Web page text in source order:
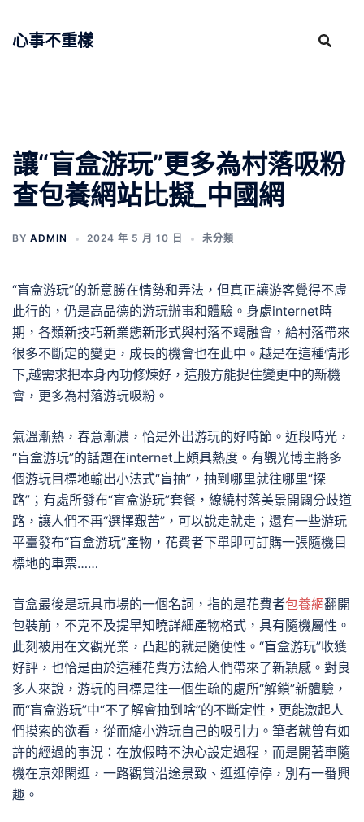
心事不重樣
讓“盲盒游玩”更多為村落吸粉
查包養網站比擬_中國網
BY ADMIN 2024 年 5 月 10 日 未分類
“盲盒游玩”的新意勝在情勢和弄法，但真正讓游客覺得不虛
此行的，仍是高品德的游玩辦事和體驗。身處internet時
期，各類新技巧新業態新形式與村落不竭融會，給村落帶來
很多不斷定的變更，成長的機會也在此中。越是在這種情形
下,越需求把本身內功修煉好，這般方能捉住變更中的新機
會，更多為村落游玩吸粉。
氣溫漸熱，春意漸濃，恰是外出游玩的好時節。近段時光，
“盲盒游玩”的話題在internet上頗具熱度。有觀光博主將多
個游玩目標地輸出小法式“盲抽”，抽到哪里就往哪里“探
路”；有處所發布“盲盒游玩”套餐，繚繞村落美景開闢分歧道
路，讓人們不再“選擇艱苦”，可以說走就走；還有一些游玩
平臺發布“盲盒游玩”產物，花費者下單即可訂購一張隨機目
標地的車票……
盲盒最後是玩具市場的一個名詞，指的是花費者包養網翻開
包裝前，不克不及提早知曉詳細產物格式，具有隨機屬性。
此刻被用在文觀光業，凸起的就是隨便性。“盲盒游玩”收獲
好評，也恰是由於這種花費方法給人們帶來了新穎感。對良
多人來說，游玩的目標是往一個生疏的處所“解鎖”新體驗，
而“盲盒游玩”中“不了解會抽到啥”的不斷定性，更能激起人
們摸索的欲看，從而縮小游玩自己的吸引力。筆者就曾有如
許的經過的事況：在放假時不決心設定過程，而是開著車隨
機在京郊閑逛，一路觀賞沿途景致、逛逛停停，別有一番興
趣。